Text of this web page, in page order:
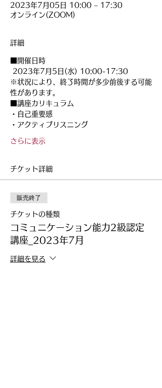
2023年7月05日 10:00 – 17:30
オンライン(ZOOM)
詳細
■開催日時
2023年7月5日(水) 10:00-17:30
※状況により、終了時間が多少前後する可能
性があります。
■講座カリキュラム
・自己重要感
・アクティブリスニング
さらに表示
チケット詳細
販売終了
チケットの種類
コミュニケーション能力2級認定
講座_2023年7月
詳細を見る